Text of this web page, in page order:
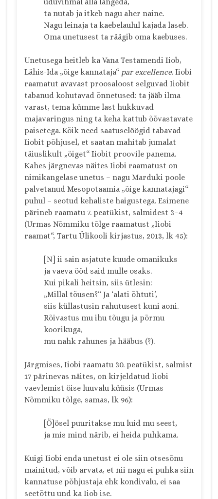
uduvihmal alla langeda,
ta nutab ja itkeb nagu aher naine.
Nagu leinaja ta kaebelaulul kajada laseb.
Oma unetusest ta räägib oma kaebuses.
Unetusega heitleb ka Vana Testamendi Iiob,
Lähis-Ida „õige kannataja“ par excellence. Iiobi
raamatut avavast proosaloost selguvad Iiobit
tabanud kohutavad õnnetused: ta jääb ilma
varast, tema kümme last hukkuvad
majavaringus ning ta keha kattub õõvastavate
paisetega. Kõik need saatuselöögid tabavad
Iiobit põhjusel, et saatan mahitab jumalat
täiuslikult „õiget“ Iiobit proovile panema.
Kahes järgnevas näites Iiobi raamatust on
nimikangelase unetus – nagu Marduki poole
palvetanud Mesopotaamia „õige kannatajagi“
puhul – seotud kehaliste haigustega. Esimene
pärineb raamatu 7. peatükist, salmidest 3–4
(Urmas Nõmmiku tõlge raamatust „Iiobi
raamat“, Tartu Ülikooli kirjastus, 2013, lk 45):
[N] ii sain asjatute kuude omanikuks
ja vaeva ööd said mulle osaks.
Kui pikali heitsin, siis ütlesin:
„Millal tõusen?“ Ja ‘alati õhtuti’,
siis küllastusin rahutusest kuni aoni.
Rõivastus mu ihu tõugu ja põrmu
koorikuga,
mu nahk rahunes ja hääbus (?).
Järgmises, Iiobi raamatu 30. peatükist, salmist
17 pärinevas näites, on kirjeldatud Iiobi
vaevlemist öise luuvalu küüsis (Urmas
Nõmmiku tõlge, samas, lk 96):
[Ö]ösel puuritakse mu luid mu seest,
ja mis mind närib, ei heida puhkama.
Kuigi Iiobi enda unetust ei ole siin otsesõnu
mainitud, võib arvata, et nii nagu ei puhka siin
kannatuse põhjustaja ehk kondivalu, ei saa
seetõttu und ka Iiob ise.